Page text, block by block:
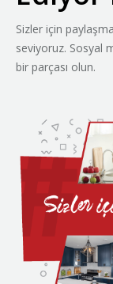
Sizler için
seviyoruz. Sosyal
bir parçası olun.